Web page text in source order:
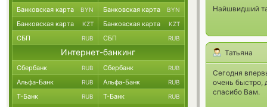
Найшвидший та
Татьяна
Сегодня
очень быстро,
спасибо Вам.
Банковская карта BYN Банковская карта BYN
Банковская карта KZT Банковская карта KZT
СБП RUB СБП RUB
Интернет-банкинг
Сбербанк RUB Сбербанк RUB
Альфа-Банк RUB Альфа-Банк RUB
Т-Банк RUB Т-Банк RUB